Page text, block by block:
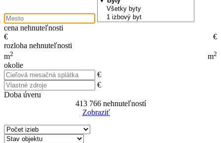
cena nehnuteľnosti
€
€
rozloha nehnuteľnosti
m2 m2
okolie
€
€
Doba úveru
413 766nehnuteľností
Zobraziť